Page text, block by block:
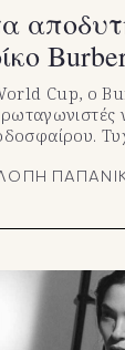
Cup, ο